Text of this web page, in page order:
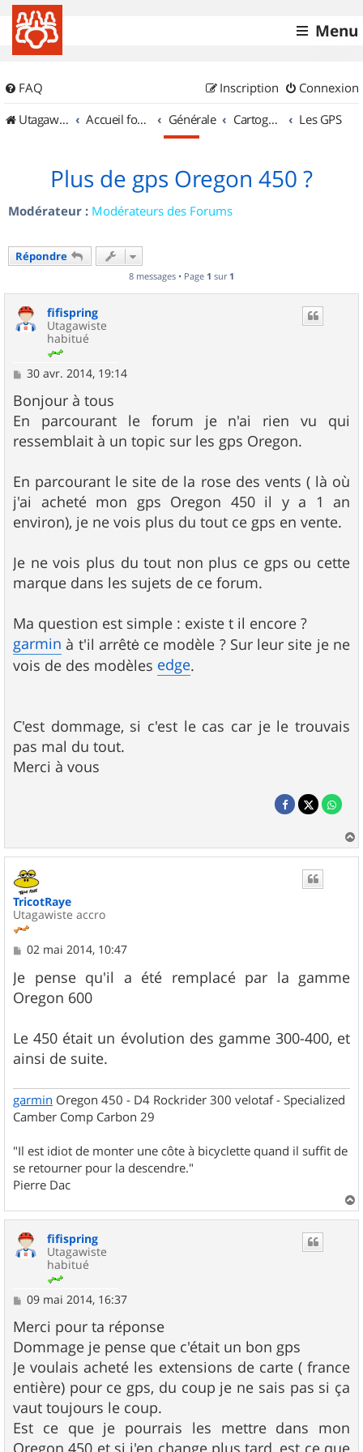
Menu
FAQ Connexion
Inscription
UtagawaVTT (Randos VTT et VTTAE avec traces GPS)
Accueil forum Générale Cartographie et GPS Les GPS
Plus de gps Oregon 450 ?
Modérateur : Modérateurs des Forums
Répondre
8 messages • Page 1 sur 1
fifispring
Utagawiste
habitué
M
s
s
a
g
e
30 avr. 2014, 19:14
Bonjour à tous
En parcourant le forum je n'ai rien vu qui
ressemblait à un topic sur les gps Oregon.
En parcourant le site de la rose des vents ( là où
j'ai acheté mon gps Oregon 450 il y a 1 an
environ), je ne vois plus du tout ce gps en vente.
Je ne vois plus du tout non plus ce gps ou cette
marque dans les sujets de ce forum.
Ma question est simple : existe t il encore ?
garmin à t'il arrêtė ce modèle ? Sur leur site je ne
vois de des modèles edge.
C'est dommage, si c'est le cas car je le trouvais
pas mal du tout.
Merci à vous
a
TricotRaye
Utagawiste accro
M
s
s
a
02 mai 2014, 10:47
Je pense qu'il a été remplacé par la gamme
Oregon 600
Le 450 était un évolution des gamme 300-400, et
ainsi de suite.
garmin Oregon 450 - D4 Rockrider 300 velotaf - Specialized
Camber Comp Carbon 29
"Il est idiot de monter une côte à bicyclette quand il suffit de
se retourner pour la descendre."
Pierre Dac
a
fifispring
Utagawiste
habitué
M
s
s
a
g
e
09 mai 2014, 16:37
Merci pour ta réponse
Dommage je pense que c'était un bon gps
Je voulais acheté les extensions de carte ( france
entière) pour ce gps, du coup je ne sais pas si ça
vaut toujours le coup.
Est ce que je pourrais les mettre dans mon